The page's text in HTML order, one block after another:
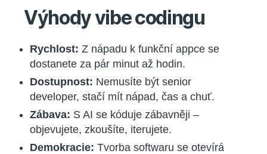
Výhody vibe codingu
Rychlost: Z nápadu k funkční appce se
dostanete za pár minut až hodin.
Dostupnost: Nemusíte být senior
developer, stačí mít nápad, čas a chuť.
Zábava: S AI se kóduje zábavněji –
objevujete, zkoušíte, iterujete.
Demokracie: Tvorba softwaru se otevírá